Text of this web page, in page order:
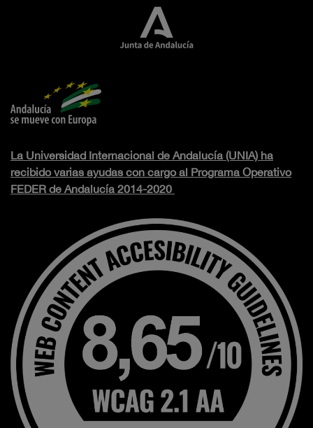
La Universidad Internacional de Andalucía (UNIA) ha
recibido varias ayudas con cargo al Programa Operativo
FEDER de Andalucía 2014-2020